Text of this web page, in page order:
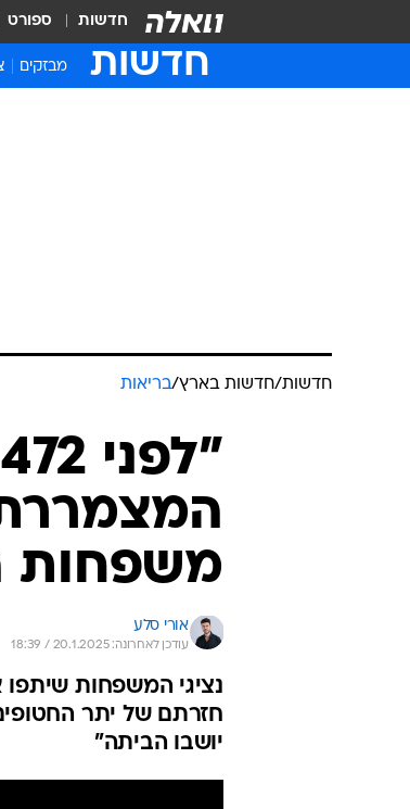
חדשות ספורט
חדשות מבזקים
חדשות/חדשות בארץ/בריאות
משפחות
אורי סלע
עודכן לאחרונה: 20.1.2025 / 18:39
נציגי המשפחות
חזרתם של יתר
יושבו הביתה"